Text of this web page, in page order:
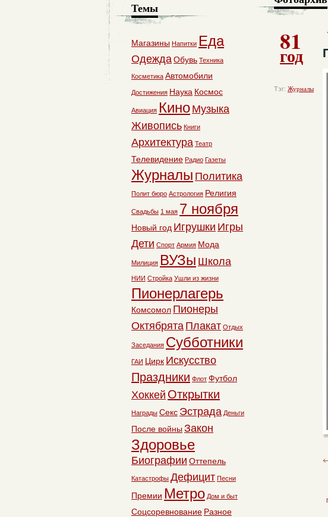
81
год
Тэг: Журналы
Темы
Магазины Напитки Еда
ОдеждаОбувь Техника
Косметика Автомобили
Достижения Наука Космос
Авиация Кино Музыка
Живопись Книги
Архитектура Театр
Телевидение Радио Газеты
Журналы Политика
Полит бюро Астрология Религия
Свадьбы 1 мая 7 ноября
Новый год Игрушки Игры
Дети Спорт Армия Мода
Милиция ВУЗы Школа
НИИ Стройка Ушли из жизни
Пионерлагерь
Комсомол Пионеры
Октябрята Плакат Отдых
Заседания Субботники
ГАИ Цирк Искусство
Праздники Флот Футбол
Хоккей Открытки
Награды Секс Эстрада Деньги
После войны Закон
Здоровье
Биографии Оттепель
Катастрофы Дефицит Песни
Премии Метро Дом и быт
Соцсоревнование Разное